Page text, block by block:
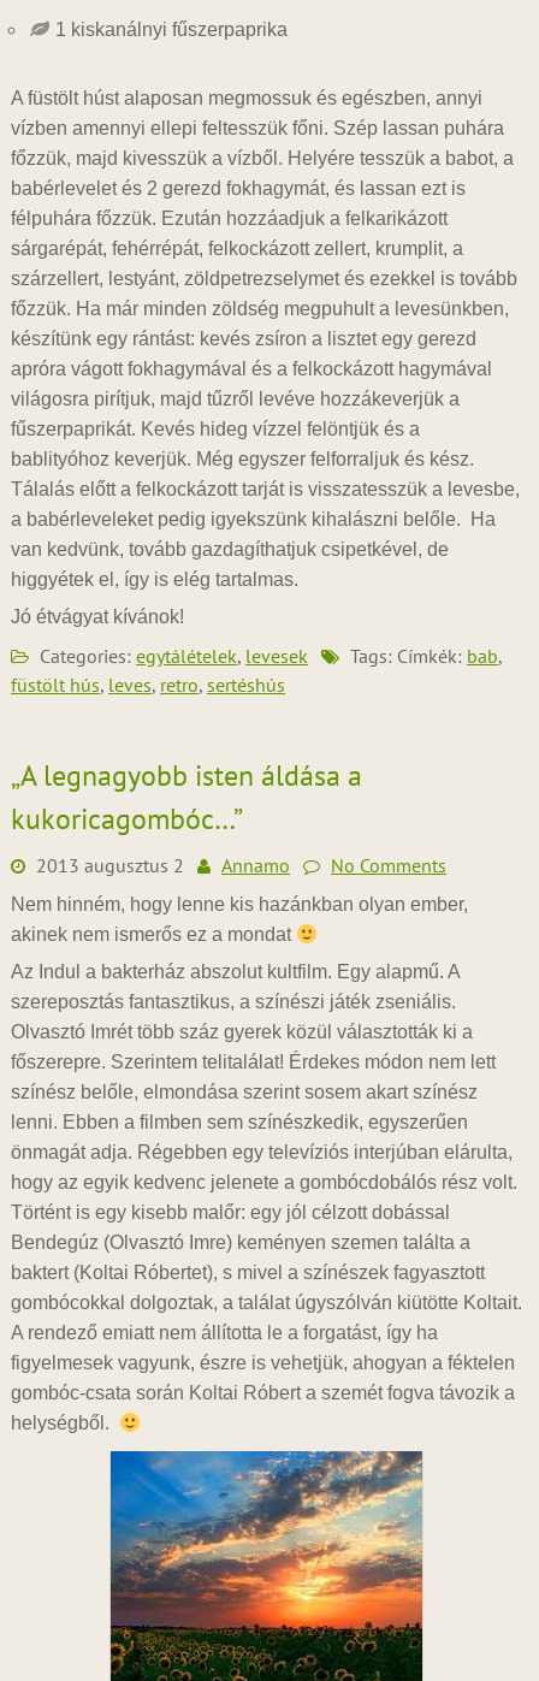
1 kiskanálnyi fűszerpaprika
A füstölt húst alaposan megmossuk és egészben, annyi
vízben amennyi ellepi feltesszük főni. Szép lassan puhára
főzzük, majd kivesszük a vízből. Helyére tesszük a babot, a
babérlevelet és 2 gerezd fokhagymát, és lassan ezt is
félpuhára főzzük. Ezután hozzáadjuk a felkarikázott
sárgarépát, fehérrépát, felkockázott zellert, krumplit, a
szárzellert, lestyánt, zöldpetrezselymet és ezekkel is tovább
főzzük. Ha már minden zöldség megpuhult a levesünkben,
készítünk egy rántást: kevés zsíron a lisztet egy gerezd
apróra vágott fokhagymával és a felkockázott hagymával
világosra pirítjuk, majd tűzről levéve hozzákeverjük a
fűszerpaprikát. Kevés hideg vízzel felöntjük és a
bablityóhoz keverjük. Még egyszer felforraljuk és kész.
Tálalás előtt a felkockázott tarját is visszatesszük a levesbe,
a babérleveleket pedig igyekszünk kihalászni belőle. Ha
van kedvünk, tovább gazdagíthatjuk csipetkével, de
higgyétek el, így is elég tartalmas.
Jó étvágyat kívánok!
Categories: egytálételek, levesek Tags: Címkék: bab,
füstölt hús, leves, retro, sertéshús
„A legnagyobb isten áldása a
kukoricagombóc…”
2013 augusztus 2 Annamo No Comments
Nem hinném, hogy lenne kis hazánkban olyan ember,
akinek nem ismerős ez a mondat
Az Indul a bakterház abszolut kultfilm. Egy alapmű. A
szereposztás fantasztikus, a színészi játék zseniális.
Olvasztó Imrét több száz gyerek közül választották ki a
főszerepre. Szerintem telitalálat! Érdekes módon nem lett
színész belőle, elmondása szerint sosem akart színész
lenni. Ebben a filmben sem színészkedik, egyszerűen
önmagát adja. Régebben egy televíziós interjúban elárulta,
hogy az egyik kedvenc jelenete a gombócdobálós rész volt.
Történt is egy kisebb malőr: egy jól célzott dobással
Bendegúz (Olvasztó Imre) keményen szemen találta a
baktert (Koltai Róbertet), s mivel a színészek fagyasztott
gombócokkal dolgoztak, a találat úgyszólván kiütötte Koltait.
A rendező emiatt nem állította le a forgatást, így ha
figyelmesek vagyunk, észre is vehetjük, ahogyan a féktelen
gombóc-csata során Koltai Róbert a szemét fogva távozik a
helységből.